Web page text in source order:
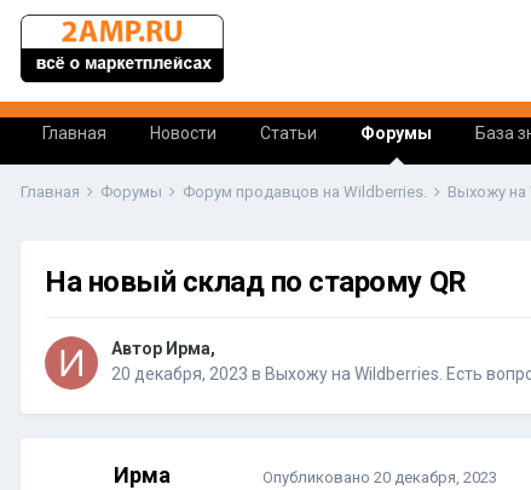
Главная Новости Статьи Форумы База
Главная Форумы Форум продавцов на Wildberries. Выхожу на
На новый склад по старому QR
Автор Ирма,
20 декабря, 2023 в Выхожу на Wildberries. Есть
Ирма Опубликовано 20 декабря, 2023